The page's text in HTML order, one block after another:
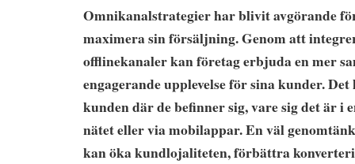
Omnikanalstrategier har blivit avgörande
maximera sin försäljning. Genom att
offlinekanaler kan företag erbjuda en mer
engagerande upplevelse för sina kunder.
kunden där de befinner sig, vare sig det är i
nätet eller via mobilappar. En väl
kan öka kundlojaliteten, förbättra